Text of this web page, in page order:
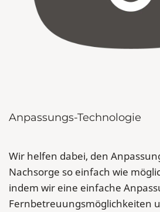
Anpassungs-Technologie
Wir helfen dabei, den
Nachsorge so einfach wie
indem wir eine einfache
Fernbetreuungsmöglichkeiten